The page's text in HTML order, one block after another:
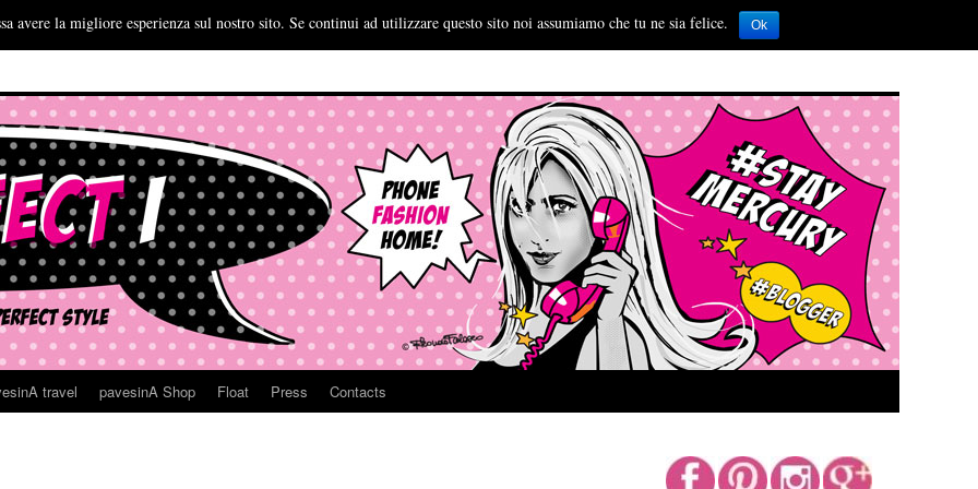
travel pavesinA Shop Float Press Contacts
avere la migliore esperienza sul nostro sito. Se continui ad utilizzare questo sito noi assumiamo che tu ne sia felice. Ok